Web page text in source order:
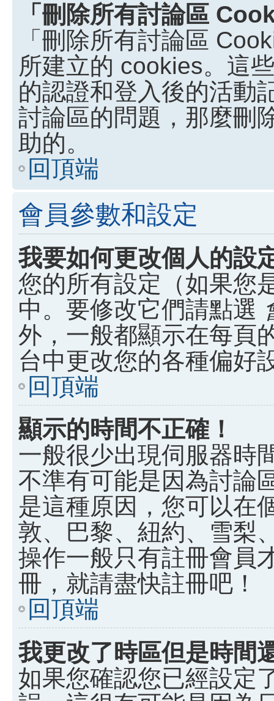
「刪除所有討論區
「刪除所有討論區
所建立的 cookies。這
的認證和登入後的活動
討論區的問題，那麼刪
助的。
回頂端
會員參數和設定
我要如何更改個人的設
您的所有設定（如果您
中。要修改它們請點選
外，一般都顯示在每頁
台中更改您的各種偏好
回頂端
顯示的時間不正確！
一般很少出現伺服器時
不準有可能是因為討論
是這種原因，您可以在
敦、巴黎、紐約、雪梨
操作一般只有註冊會員
冊，就請盡快註冊吧！
回頂端
我更改了時區但是時間
如果您確認您已經設定